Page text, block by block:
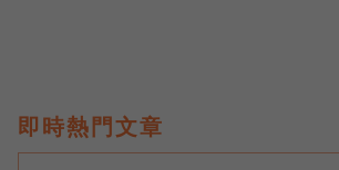
即時熱門文章